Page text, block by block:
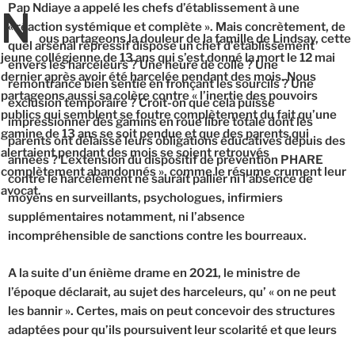
N ous partageons la douleur de la famille de Lindsay, cette
jeune collégienne de 13 ans qui s’est donné la mort le 12 mai
dernier après avoir été harcelée pendant des mois. Nous
partageons aussi sa colère contre « l’inertie des pouvoirs
publics qui semblent se foutre complètement du fait qu’une
gamine de 13 ans se soit pendue et que des parents qui
alertaient pendant des mois se soient retrouvés
complètement abandonnés », comme le résume crument leur
avocat.
Pap Ndiaye a appelé les chefs d’établissement à une
« réaction systémique et complète ». Mais concrètement, de
quel arsenal répressif dispose un chef d’établissement
envers les harceleurs ? Une heure de colle ? Une
remontrance bien sentie en fronçant les sourcils ? Une
exclusion temporaire ? Croit-on que cela puisse
impressionner des gamins en roue libre totale dont les
parents ont délaissé leurs obligations éducatives depuis des
années ? L’extension du dispositif de prévention PHARE
contre le harcèlement ne saurait pallier ni l’absence de
moyens en surveillants, psychologues, infirmiers
supplémentaires notamment, ni l’absence
incompréhensible de sanctions contre les bourreaux.
A la suite d’un énième drame en 2021, le ministre de
l’époque déclarait, au sujet des harceleurs, qu’ « on ne peut
les bannir ». Certes, mais on peut concevoir des structures
adaptées pour qu’ils poursuivent leur scolarité et que leurs